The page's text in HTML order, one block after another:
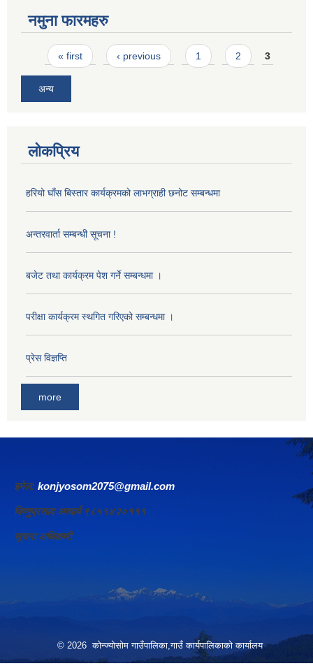
नमुना फारमहरु
Pages
« first ‹ previous 1 2 3
अन्य
लोकप्रिय
हरियो घाँस बिस्तार कार्यक्रमको लाभग्राही छनोट सम्बन्धमा
अन्तरवार्ता सम्बन्धी सूचना !
बजेट तथा कार्यक्रम पेश गर्ने सम्बन्धमा ।
परीक्षा कार्यक्रम स्थगित गरिएको सम्बन्धमा ।
प्रेस विज्ञप्ति
more
इमेल: konjyosom2075@gmail.com
विष्णुप्रसाद आचार्य ९८५१४२०१११
सूचना अधिकारी
© 2026 कोन्ज्योसोम गाउँपालिका,गाउँ कार्यपालिकाको कार्यालय